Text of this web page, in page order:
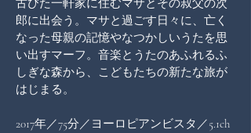
古びた一軒家に住むマサとその叔父の次
郎に出会う。マサと過ごす日々に、亡く
なった母親の記憶やなつかしいうたを思
い出すマーフ。音楽とうたのあふれるふ
しぎな森から、こどもたちの新たな旅が
はじまる。
2017年／75分／ヨーロピアンビスタ／5.1ch